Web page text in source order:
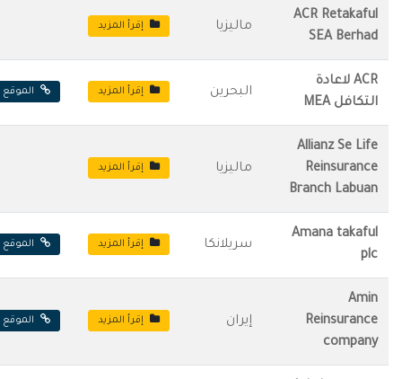
ACR Retakaful
SEA Berhad
ماليزيا إقرأ المزيد
ACR لاعادة
التكافل MEA
البحرين إقرأ المزيد الموقع
Allianz Se Life
Reinsurance
Branch Labuan
ماليزيا إقرأ المزيد
Amana takaful
plc
سريلانكا إقرأ المزيد الموقع
Amin
Reinsurance
company
إيران إقرأ المزيد الموقع